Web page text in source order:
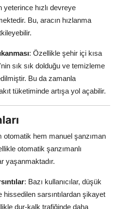
hızlı devreye
Bu, aracın hızlanma
: Özellikle şehir içi kısa
sık sık dolduğu ve temizleme
Bu da zamanla
tüketiminde artışa yol açabilir.
otomatik hem manuel şanzıman
otomatik şanzımanlı
yaşanmaktadır.
: Bazı kullanıcılar, düşük
hissedilen sarsıntılardan şikayet
dur-kalk trafiğinde daha